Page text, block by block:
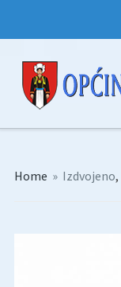
Home » Izdvojeno,